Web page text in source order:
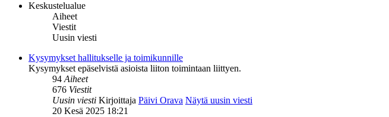
Keskustelualue
Aiheet
Viestit
Uusin viesti
Kysymykset hallitukselle ja toimikunnille
Kysymykset epäselvistä asioista liiton toimintaan liittyen.
94Aiheet
676 Viestit
Uusin viesti Kirjoittaja Päivi Orava Näytä uusin viesti
20 Kesä 2025 18:21